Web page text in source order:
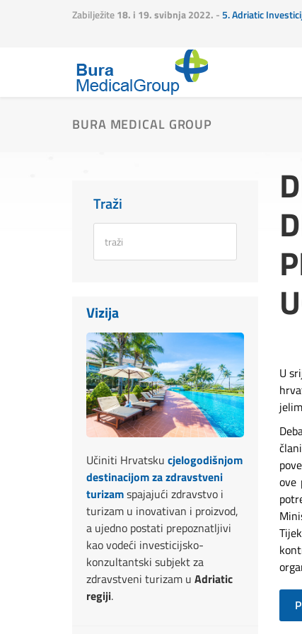
Zabilježite18. i 19. svibnja 2022. -5. Adriatic
BURA MEDICAL GROUP
Traži
Vizija
Učiniti Hrvatsku cjelogodišnjom
destinacijom za zdravstveni
turizamspajajući zdravstvo i
turizam u inovativan i proizvod,
a ujedno postati prepoznatljivi
kao vodeći investicijsko-
konzultantski subjekt za
zdravstveni turizam u Adriatic
regiji.
U
ove